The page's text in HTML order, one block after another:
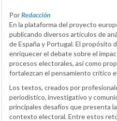
PorRedacción
En la plataforma del proyecto
publicando diversos artículos de
de España y Portugal. El propósito
enriquecer el debate sobre el
procesos electorales, así como
fortalezcan el pensamiento crítico
Los textos, creados por
periodístico, investigativo y
principales desafíos que presenta
contexto electoral. Entre estos